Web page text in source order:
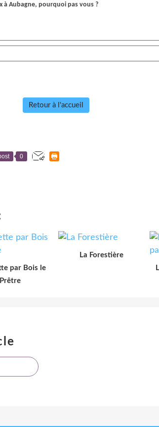
Aubagne, pourquoi pas vous ?
Retour à l'accueil
0
par Bois le
Prêtre
La Forestière